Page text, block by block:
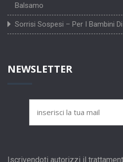
Balsamo
Sorrisi Sospesi – Per I Bambini
NEWSLETTER
Iscrivendoti autorizzi il